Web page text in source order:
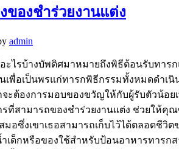
ของชำร่วยงานแต่ง
admin
ะไรบ้างบัพติศมาหมายถึงพิธีต้อนรับทาร
เพื่อเป็นพรแก่ทารกพิธีกรรมทั้งหมดดำ
ะต้องการมอบของขวัญให้กับผู้รับตัวน้อ
รที่สามารถของชำร่วยงานแต่ง ช่วยให้
มอซึ่งเขาเธอสามารถเก็บไว้ได้ตลอดชี
เด็กหรือของใช้สำหรับป้อนอาหารทาร